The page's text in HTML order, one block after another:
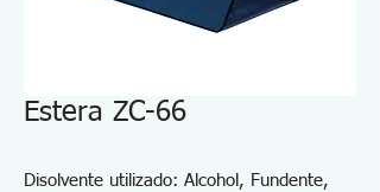
Estera ZC-66
Disolvente utilizado: Alcohol, Fundente,